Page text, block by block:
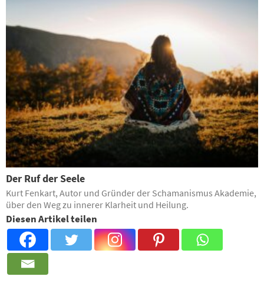
Der Ruf der Seele
Kurt Fenkart, Autor und Gründer der Schamanismus Akademie,
über den Weg zu innerer Klarheit und Heilung.
Diesen Artikel teilen